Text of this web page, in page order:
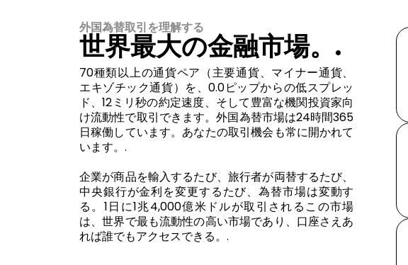
外国為替取引を理解する
世界最大の金融市場。.
70種類以上の通貨ペア（主要通貨、マイナー通貨、
エキゾチック通貨）を、0.0ピップからの低スプレッ
ド、12ミリ秒の約定速度、そして豊富な機関投資家向
け流動性で取引できます。外国為替市場は24時間365
日稼働しています。あなたの取引機会も常に開かれて
います。.
企業が商品を輸入するたび、旅行者が両替するたび、
中央銀行が金利を変更するたび、為替市場は変動す
る。1日に1兆4,000億米ドルが取引されるこの市場
は、世界で最も流動性の高い市場であり、口座さえあ
れば誰でもアクセスできる。.